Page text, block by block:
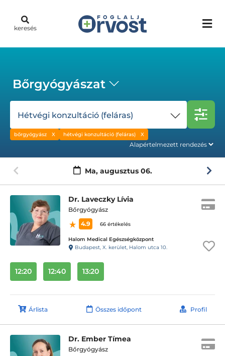
keresés
Bőrgyógyászat
Hétvégi konzultáció (feláras)
bőrgyógyász hétvégi konzultáció (feláras)
Ma, augusztus 06.
Dr. Laveczky Lívia
Bőrgyógyász
4.9
66 értékelés
Halom Medical Egészségközpont
Budapest, X. kerület, Halom utca 10.
12:20 12:40 13:20
Árlista Összes időpont Profil
Dr. Ember Tímea
Bőrgyógyász